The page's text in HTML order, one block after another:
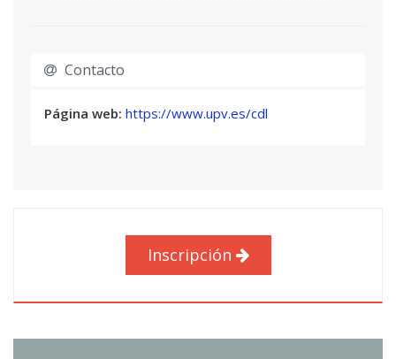
atención a usuarios internacionales, la gestión de
procedimientos básicos, la orientación dentro
del campus, la comunicación por correo
comunicarse con claridad, como tiempos
verbales básicos, preguntas frecuentes,
expresiones de cortesía, fórmulas para dar
situaciones habituales de forma sencilla y eficaz.
Contacto
Página web: https://www.upv.es/cdl
Inscripción